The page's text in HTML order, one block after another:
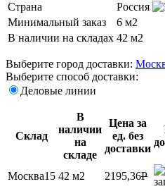
Страна
Россия
Минимальный заказ
6 м2
В наличии на складах 42 м2
Выберите город доставки:
Выберите способ доставки:
Деловые линии
Склад
В
наличии
на
складе
Цена за
ед. без
доставки
Москва15 42 м2 2195,36P